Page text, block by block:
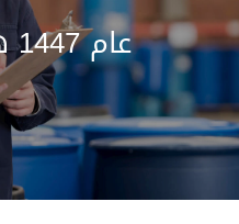
عام 1447 هـ – 2026 مـ